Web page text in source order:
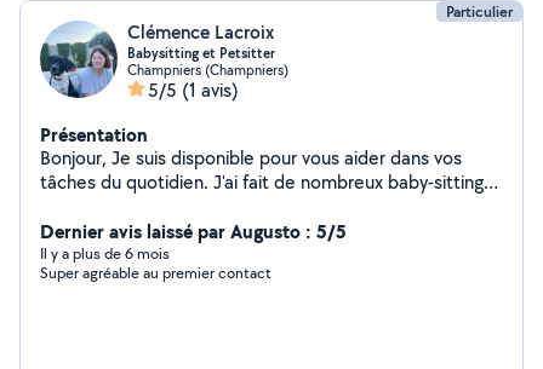
Particulier
Clémence Lacroix
Babysitting et Petsitter
Champniers (Champniers)
5/5 (1 avis)
Présentation
Bonjour, Je suis disponible pour vous aider dans vos
tâches du quotidien. J'ai fait de nombreux baby-sitting
m'occuper de vos loulous pendant votre absence.
Dernier avis laissé par Augusto : 5/5
Il y a plus de 6 mois
Super agréable au premier contact